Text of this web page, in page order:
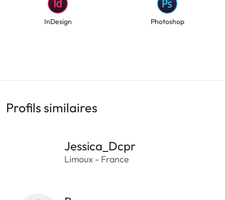
InDesign Photoshop
Profils similaires
Jessica_Dcpr
Limoux - France